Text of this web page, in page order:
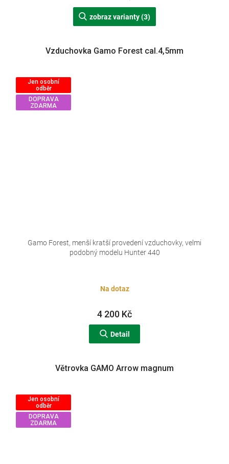
zobraz varianty (3)
Jen osobní
odběr
DOPRAVA
ZDARMA
Vzduchovka Gamo Forest cal.4,5mm
Na dotaz
4 200 Kč
Detail
Gamo Forest, menší kratší provedení vzduchovky, velmi
podobný modelu Hunter 440
Jen osobní
odběr
DOPRAVA
ZDARMA
Větrovka GAMO Arrow magnum